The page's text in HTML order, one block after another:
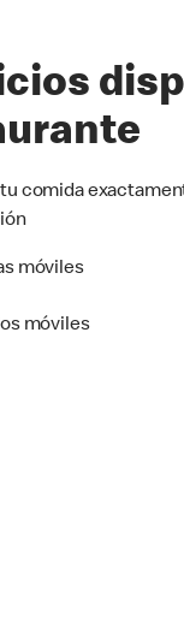
comida
móviles
móviles